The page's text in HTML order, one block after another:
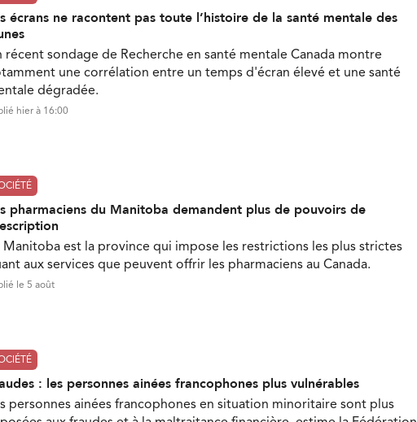
écrans ne racontent pas toute l’histoire de la santé mentale des
récent sondage de Recherche en santé mentale Canada montre
une corrélation entre un temps d'écran élevé et une santé
dégradée.
hier à 16:00
pharmaciens du Manitoba demandent plus de pouvoirs de
Manitoba est la province qui impose les restrictions les plus strictes
aux services que peuvent offrir les pharmaciens au Canada.
le 5 août
: les personnes ainées francophones plus vulnérables
personnes ainées francophones en situation minoritaire sont plus